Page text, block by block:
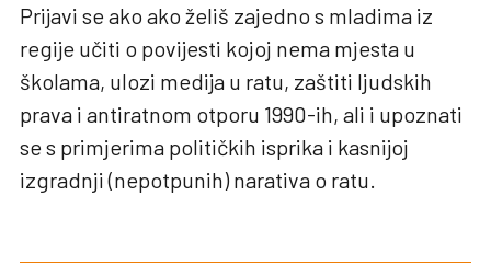
Prijavi se ako ako želiš zajedno s mladima iz
regije učiti o povijesti kojoj nema mjesta u
školama, ulozi medija u ratu, zaštiti ljudskih
prava i antiratnom otporu 1990-ih, ali i upoznati
se s primjerima političkih isprika i kasnijoj
izgradnji (nepotpunih) narativa o ratu.